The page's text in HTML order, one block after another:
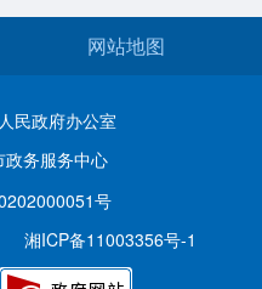
网站地图
民政府办公室
务服务中心
号
湘ICP备11003356号-1